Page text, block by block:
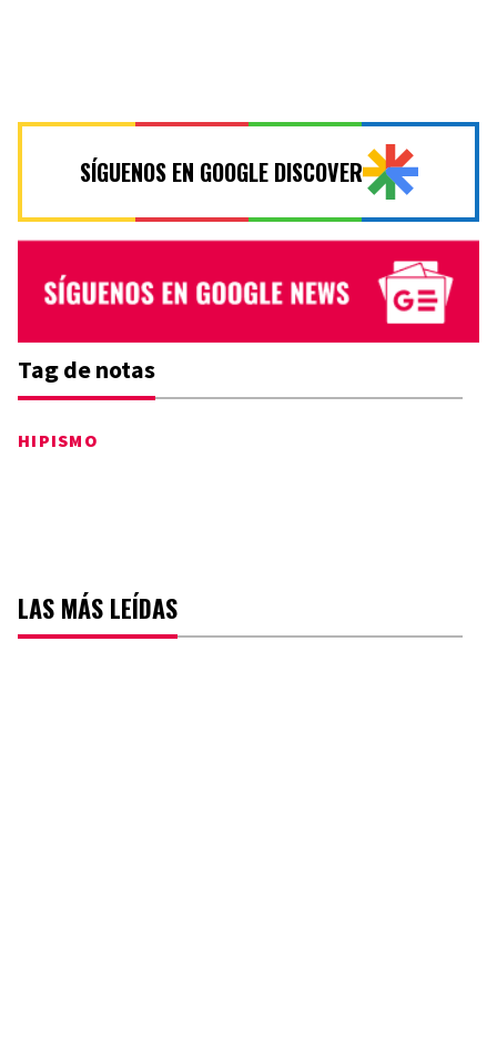
SÍGUENOS EN GOOGLE DISCOVER
Tag de notas
HIPISMO
LAS MÁS LEÍDAS